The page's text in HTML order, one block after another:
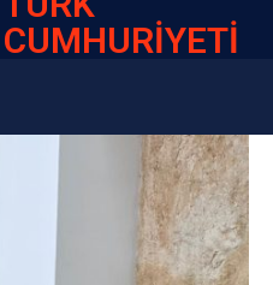
CUMHURİYETİ